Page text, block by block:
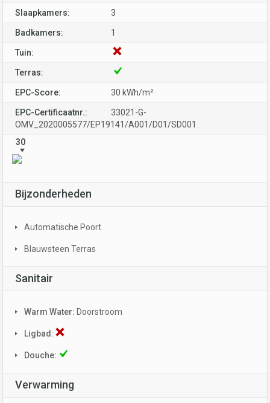
Slaapkamers: 3
Badkamers: 1
Tuin:
Terras:
EPC-Score: 30 kWh/m²
EPC-Certificaatnr.:
33021-G-
OMV_2020005577/EP19141/A001/D01/SD001
30
Bijzonderheden
Automatische Poort
Blauwsteen Terras
Sanitair
Warm Water: Doorstroom
Ligbad:
Douche:
Verwarming